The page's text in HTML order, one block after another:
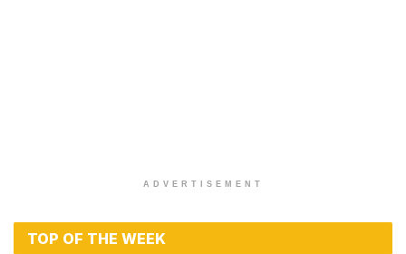
ADVERTISEMENT
TOP OF THE WEEK